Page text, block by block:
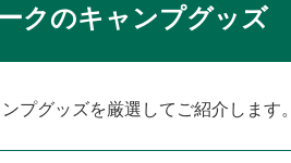
クのキャンプグッズ
プグッズを厳選してご紹介します。